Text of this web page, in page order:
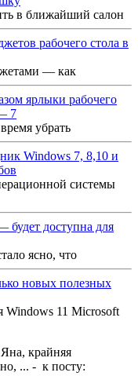
в ближайший салон
рабочего стола в
— как
ярлыки рабочего
7
убрать
Windows 7, 8,10 и
системы
доступна для
ясно, что
новых полезных
Windows 11 Microsoft
крайняя
... - к посту: